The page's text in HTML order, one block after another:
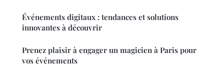
Événements digitaux : tendances et solutions
innovantes à découvrir
Prenez plaisir à engager un magicien à Paris pour
vos événements